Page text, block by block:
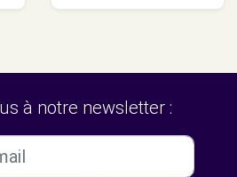
à notre newsletter :